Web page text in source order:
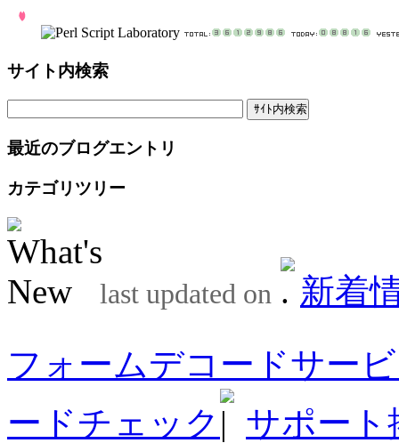
サイト内検索
最近のブログエントリ
カテゴリツリー
last updated on
新着
フォームデコードサー
ードチェック
サポート